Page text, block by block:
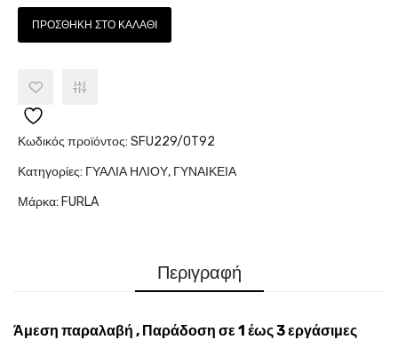
ΠΡΟΣΘΉΚΗ ΣΤΟ ΚΑΛΆΘΙ
Κωδικός προϊόντος: SFU229/0T92
Κατηγορίες: ΓΥΑΛΙΑ ΗΛΙΟΥ, ΓΥΝΑΙΚΕΙΑ
Μάρκα: FURLA
Περιγραφή
Άμεση παραλαβή , Παράδοση σε 1 έως 3 εργάσιμες